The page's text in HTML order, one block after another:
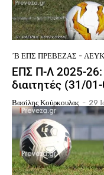
΄Β ΕΠΣ ΠΡΈΒΕΖΑΣ -
ΕΠΣ Π-Λ 2025-26:
διαιτητές (31/
Βασίλης Κούρκουλας - 29